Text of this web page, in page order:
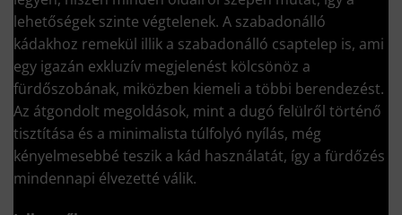
lehetőségek szinte végtelenek. A szabadonálló
kádakhoz remekül illik a szabadonálló csaptelep is, ami
egy igazán exkluzív megjelenést kölcsönöz a
fürdőszobának, miközben kiemeli a többi berendezést.
Az átgondolt megoldások, mint a dugó felülről történő
tisztítása és a minimalista túlfolyó nyílás, még
kényelmesebbé teszik a kád használatát, így a fürdőzés
mindennapi élvezetté válik.